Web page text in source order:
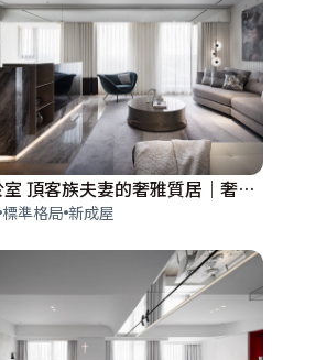
凝縮於室 頂客族夫妻的奢雅質居│奢華風│60坪
標準格局 新成屋